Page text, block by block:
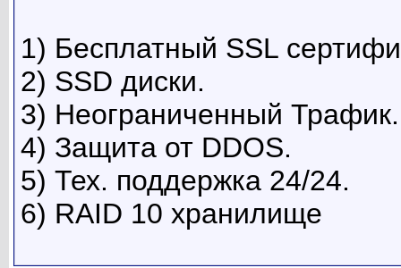
1) Бесплатный SSL
2) SSD диски.
3) Неограниченный Трафик.
4) Защита от DDOS.
5) Тех. поддержка 24/24.
6) RAID 10 хранилище